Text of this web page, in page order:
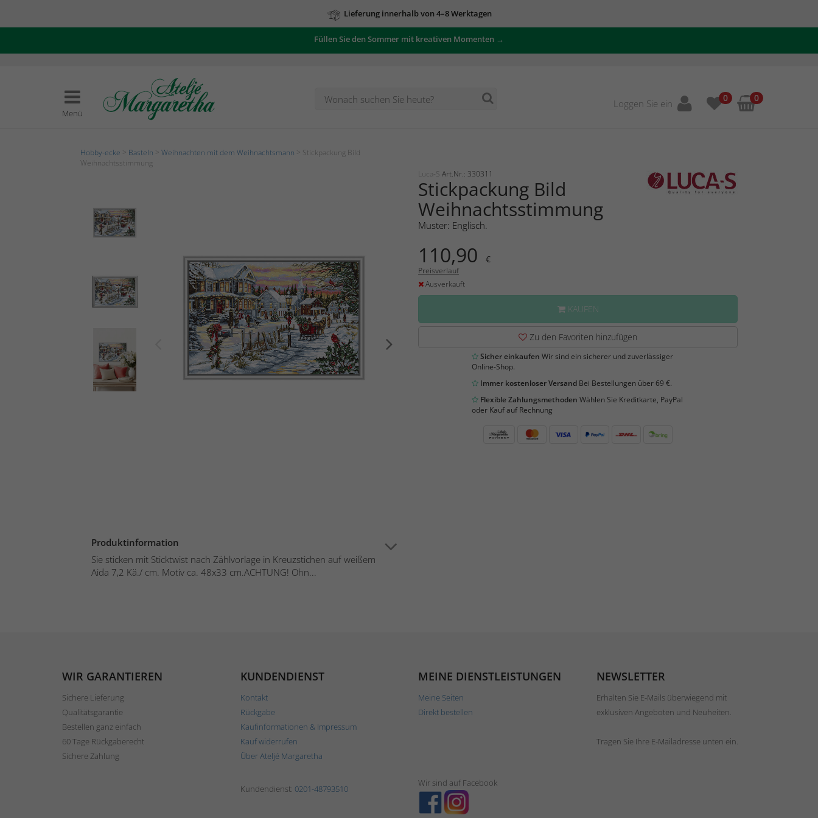
Lieferung innerhalb von 4–8 Werktagen
Füllen Sie den Sommer mit kreativen Momenten →
Menü
Loggen Sie ein 0 0
Hobby-ecke Basteln Weihnachten mit dem Weihnachtsmann > Stickpackung Bild
Weihnachtsstimmung
Produktinformation
Sie sticken mit Sticktwist nach Zählvorlage in Kreuzstichen auf weißem
Aida 7,2 Kä./ cm. Motiv ca. 48x33 cm.ACHTUNG! Ohn...
Luca-S Art.Nr.: 330311
Stickpackung Bild
Weihnachtsstimmung
Muster: Englisch.
110,90 €
Preisverlauf
Ausverkauft
KAUFEN
Zu den Favoriten hinzufügen
Sicher einkaufen Wir sind ein sicherer und zuverlässiger
Online-Shop.
Immer kostenloser VersandBei Bestellungen über 69 €.
Flexible Zahlungsmethoden Wählen Sie Kreditkarte, PayPal
oder Kauf auf Rechnung
WIR GARANTIEREN
Sichere Lieferung
Qualitätsgarantie
Bestellen ganz einfach
60 Tage Rückgaberecht
Sichere Zahlung
KUNDENDIENST
Kontakt
Rückgabe
Kaufinformationen & Impressum
Kauf widerrufen
Über Ateljé Margaretha
MEINE DIENSTLEISTUNGEN
Meine Seiten
Direkt bestellen
NEWSLETTER
Erhalten Sie E-Mails überwiegend mit
exklusiven Angeboten und Neuheiten.
Tragen Sie Ihre E-Mailadresse unten ein.
Kundendienst: 0201-48793510
Wir sind auf Facebook